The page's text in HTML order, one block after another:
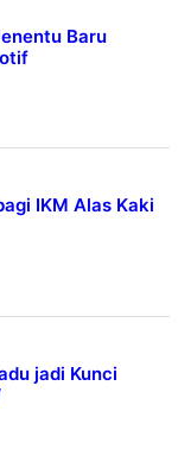
Baru
IKM Alas Kaki
jadi Kunci